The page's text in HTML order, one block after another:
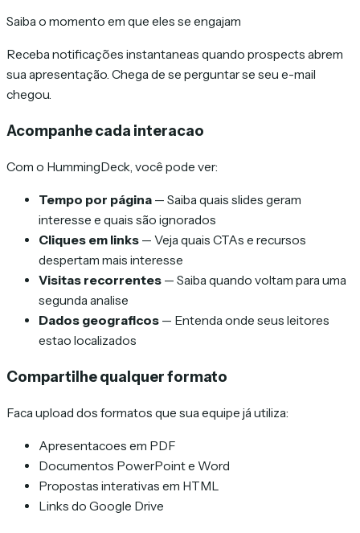
Saiba o momento em que eles se engajam
Receba notificações instantaneas quando prospects abrem
sua apresentação. Chega de se perguntar se seu e-mail
chegou.
Acompanhe cada interacao
Com o HummingDeck, você pode ver:
Tempo por página — Saiba quais slides geram
interesse e quais são ignorados
Cliques em links — Veja quais CTAs e recursos
despertam mais interesse
Visitas recorrentes — Saiba quando voltam para uma
segunda analise
Dados geograficos — Entenda onde seus leitores
estao localizados
Compartilhe qualquer formato
Faca upload dos formatos que sua equipe já utiliza:
Apresentacoes em PDF
Documentos PowerPoint e Word
Propostas interativas em HTML
Links do Google Drive